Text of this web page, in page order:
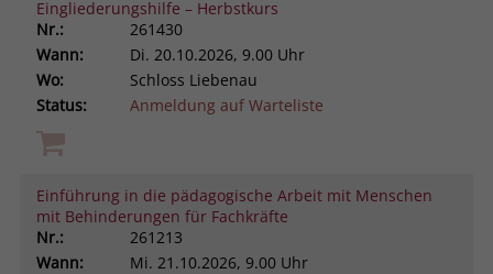
Eingliederungshilfe – Herbstkurs
Nr.:
261430
Wann:
Di. 20.10.2026, 9.00 Uhr
Wo:
Schloss Liebenau
Status:
Anmeldung auf Warteliste
Einführung in die pädagogische Arbeit mit Menschen
mit Behinderungen für Fachkräfte
Nr.:
261213
Wann:
Mi. 21.10.2026, 9.00 Uhr